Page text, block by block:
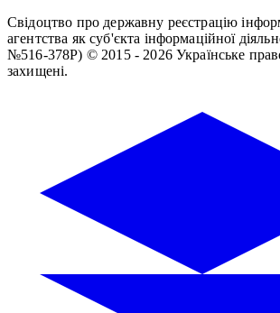
Свідоцтво про державну реєстрацію
агентства як суб'єкта інформаційної
№516-378Р) © 2015 - 2026 Українське
захищені.